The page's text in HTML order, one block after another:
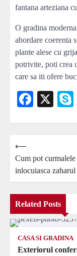
fantana arteziana
O gradina
abordare coerenta
plante alese cu
potrivite, poti crea
care sa iti ofere
X
Navigare
în
⟵
Cum pot curmalele
inlocuiasca zaharul
Related Posts
CASA SI GRADINA
Exteriorul